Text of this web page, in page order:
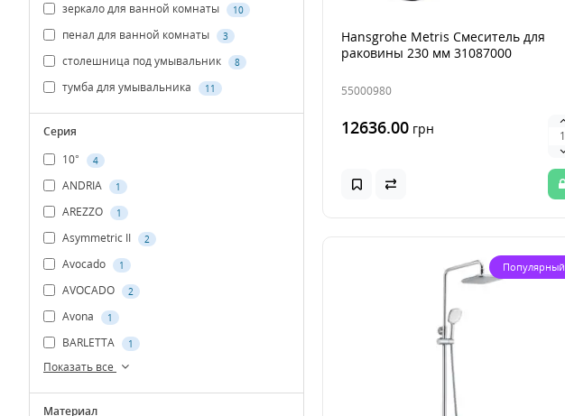
Hansgrohe Metris Смеситель для
раковины 230 мм 31087000
55000980
12636.00 грн
Популярный
зеркало для ванной комнаты 10
пенал для ванной комнаты 3
столешница под умывальник 8
тумба для умывальника 11
Серия
10°
4
ANDRIA 1
AREZZO 1
Asymmetric II 2
Avocado 1
AVOCADO 2
Avona 1
BARLETTA 1
Показать все
Материал